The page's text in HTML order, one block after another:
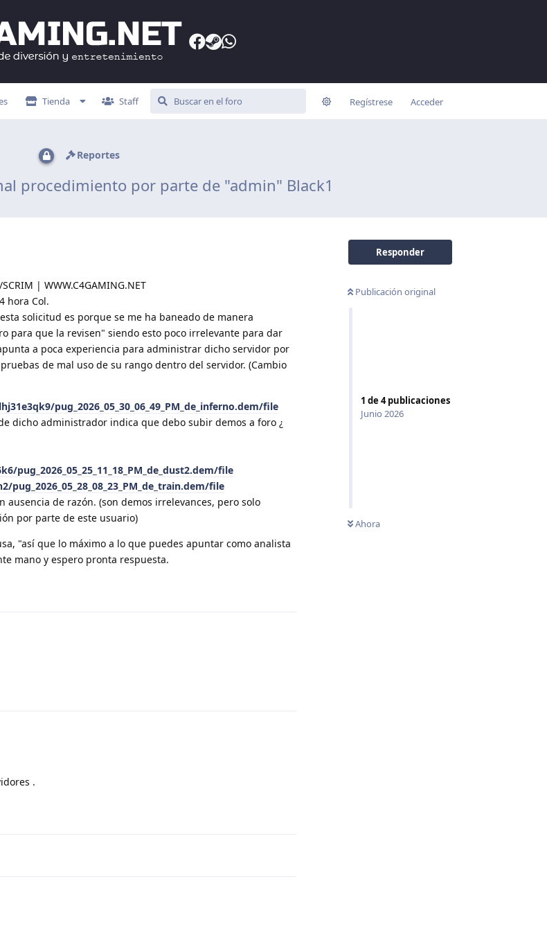
Tienda Staff Regístrese Acceder
Reportes
procedimiento por parte de "admin" Black1
Responder
Publicación original
1 de 4publicaciones
Junio 2026
Ahora
| WWW.C4GAMING.NET
hora Col.
solicitud es porque se me ha baneado de manera
para que la revisen" siendo esto poco irrelevante para dar
a poca experiencia para administrar dicho servidor por
de mal uso de su rango dentro del servidor. (Cambio
pug_2026_05_30_06_49_PM_de_inferno.dem/file
dicho administrador indica que debo subir demos a foro ¿
file
file
ausencia de razón. (son demos irrelevances, pero solo
por parte de este usuario)
"así que lo máximo a lo que puedes apuntar como analista
mano y espero pronta respuesta.
.